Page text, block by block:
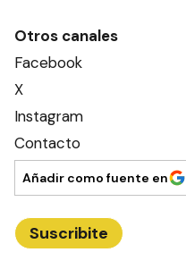
Otros canales
Facebook
X
Instagram
Contacto
Añadir como fuente en
Suscribite